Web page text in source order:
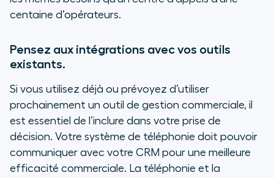
centaine d’opérateurs.
Pensez aux intégrations avec vos outils
existants.
Si vous utilisez déjà ou prévoyez d’utiliser
prochainement un outil de gestion commerciale, il
est essentiel de l’inclure dans votre prise de
décision. Votre système de téléphonie doit pouvoir
communiquer avec votre CRM pour une meilleure
efficacité commerciale. La téléphonie et la